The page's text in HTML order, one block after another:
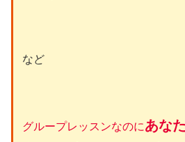
など
グループレッスンなのにあな